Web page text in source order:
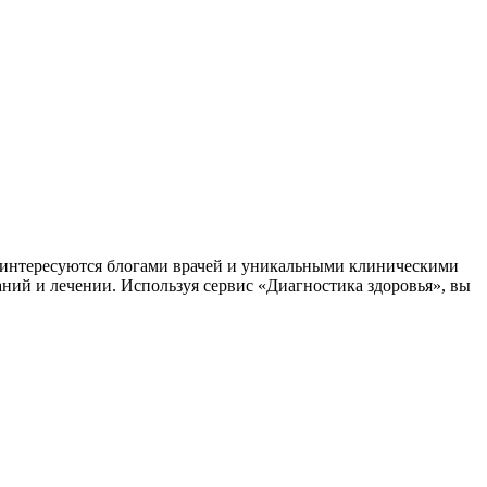
блогами врачей и уникальными клиническими
и лечении. Используя сервис «Диагностика здоровья», вы